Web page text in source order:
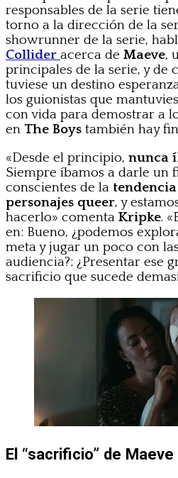
responsables de la serie
torno a la dirección de la
showrunner de la serie,
Collider acerca de Maeve,
principales de la serie, y de
tuviese un destino
los guionistas que
con vida para demostrar a
en The Boys también hay
«Desde el principio, nunca
Siempre íbamos a darle un
conscientes de la
personajes queer, y
hacerlo» comenta Kripke.
en: Bueno, ¿podemos
meta y jugar un poco con
audiencia?; ¿Presentar ese
sacrificio que sucede
El “sacrificio” de